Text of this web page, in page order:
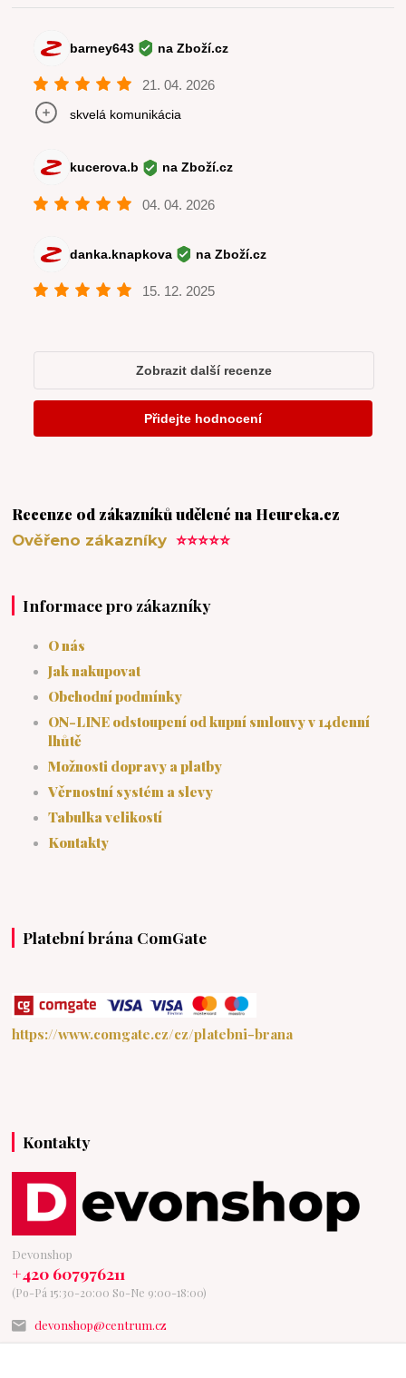
Recenze od zákazníků udělené na Heureka.cz
Ověřeno zákazníky⭐⭐⭐⭐⭐
Informace pro zákazníky
O nás
Jak nakupovat
Obchodní podmínky
ON-LINE odstoupení od kupní smlouvy v 14denní
lhůtě
Možnosti dopravy a platby
Věrnostní systém a slevy
Tabulka velikostí
Kontakty
Platební brána ComGate
https://www.comgate.cz/cz/platebni-brana
Kontakty
Devonshop
+420 607976211
(Po-Pá 15:30-20:00 So-Ne 9:00-18:00)
devonshop@centrum.cz